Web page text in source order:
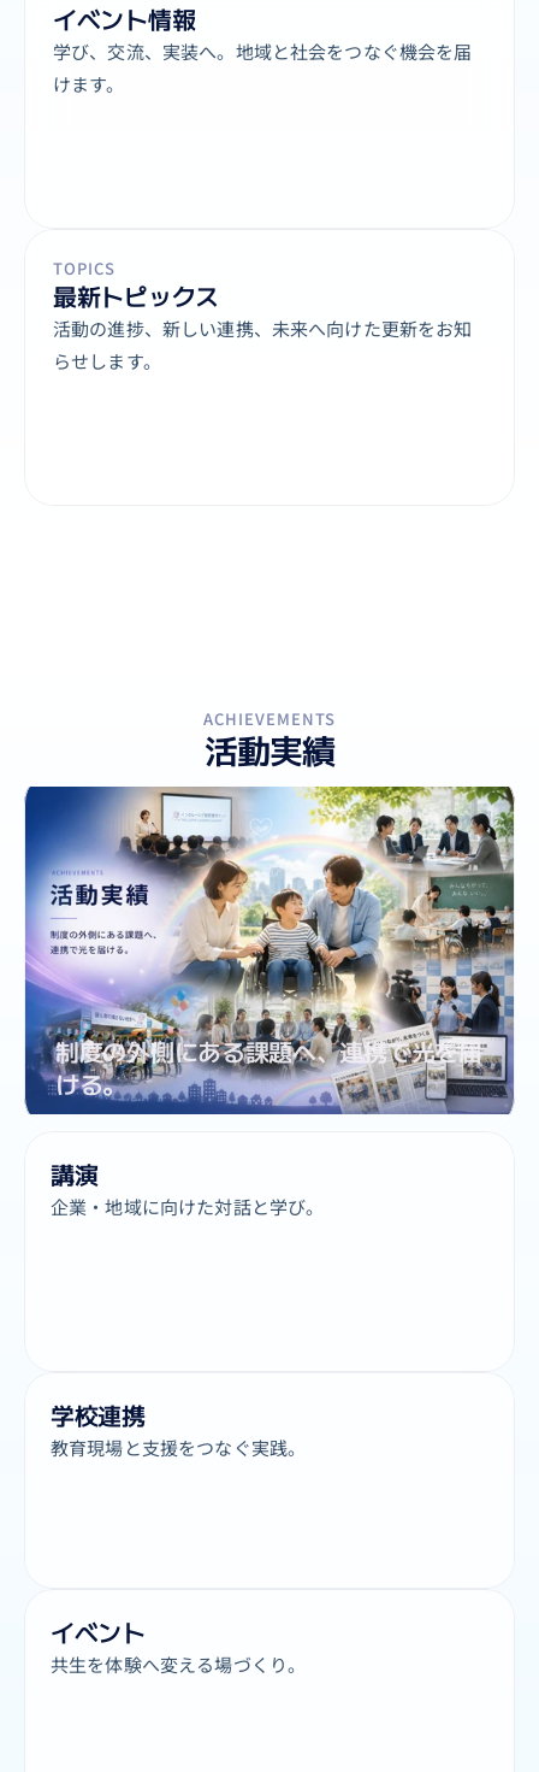
イベント情報
学び、交流、実装へ。地域と社会をつなぐ機会を届
けます。
TOPICS
最新トピックス
活動の進捗、新しい連携、未来へ向けた更新をお知
らせします。
ACHIEVEMENTS
活動実績
制度の外側にある課題へ、連携で光を届
ける。
講演
企業・地域に向けた対話と学び。
学校連携
教育現場と支援をつなぐ実践。
イベント
共生を体験へ変える場づくり。